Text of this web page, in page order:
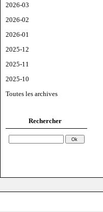
2026-03
2026-02
2026-01
2025-12
2025-11
2025-10
Toutes les archives
Rechercher